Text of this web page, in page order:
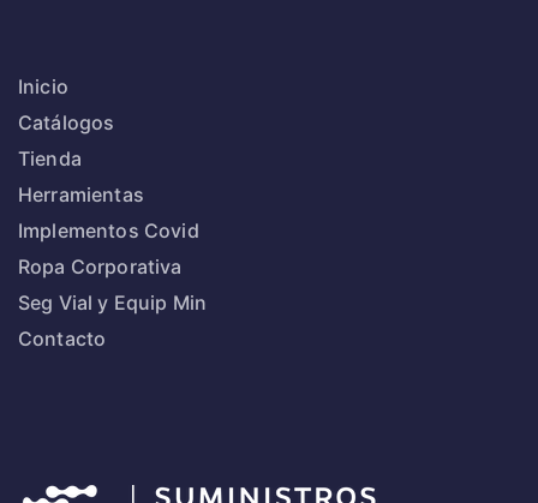
Inicio
Catálogos
Tienda
Herramientas
Implementos Covid
Ropa Corporativa
Seg Vial y Equip Min
Contacto